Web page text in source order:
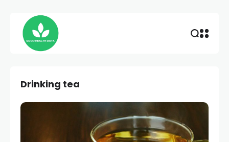
Drinking tea